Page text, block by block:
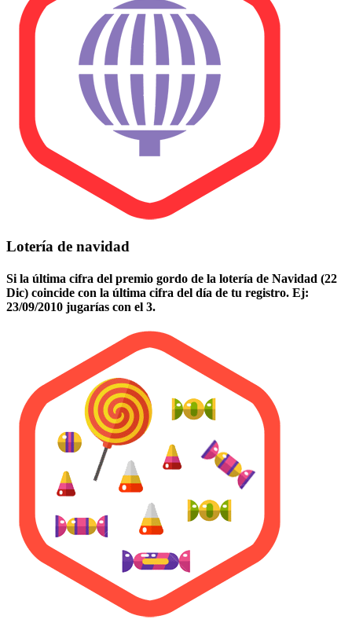
Lotería de navidad
Si la última cifra del premio gordo de la lotería de Navidad (22
Dic) coincide con la última cifra del día de tu registro. Ej:
23/09/2010 jugarías con el 3.